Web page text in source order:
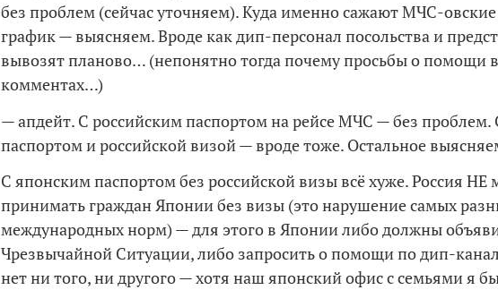
без проблем (сейчас уточняем). Куда именно сажают МЧС-
график — выясняем. Вроде как дип-персонал посольства и
вывозят планово… (непонятно тогда почему просьбы о помощи в
комментах…)
— апдейт. С российским паспортом на рейсе МЧС — без
паспортом и российской визой — вроде тоже. Остальное
С японским паспортом без российской визы всё хуже. Россия НЕ
принимать граждан Японии без визы (это нарушение самых
международных норм) — для этого в Японии либо должны
Чрезвычайной Ситуации, либо запросить о помощи по дип-
нет ни того, ни другого — хотя наш японский офис с семьями я